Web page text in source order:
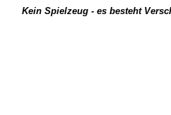
Kein Spielzeug - es besteht